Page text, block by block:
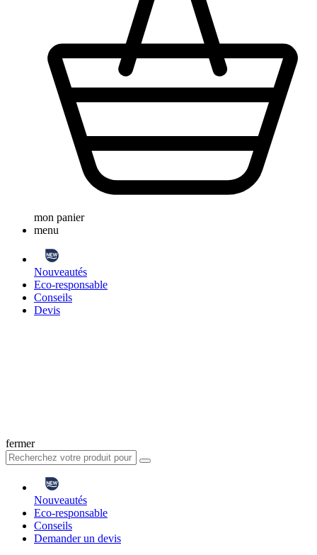
mon panier
menu
Nouveautés
Eco-responsable
Conseils
Devis
fermer
Nouveautés
Eco-responsable
Conseils
Demander un devis